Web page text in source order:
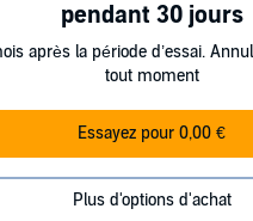
pendant 30 jours
après la période d’essai.
tout moment
Essayez pour 0,00 €
Plus d'options d'achat